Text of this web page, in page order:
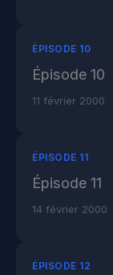
ÉPISODE 10
Épisode 10
11 février 2000
ÉPISODE 11
Épisode 11
14 février 2000
ÉPISODE 12